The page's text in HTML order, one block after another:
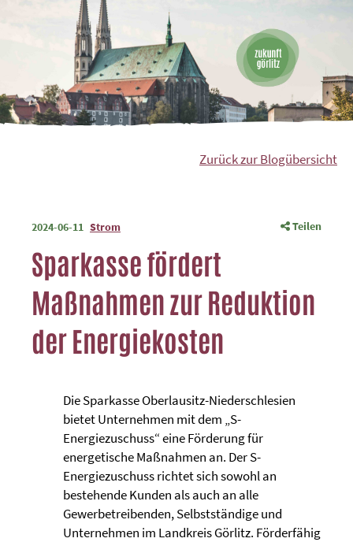
Zurück zur Blogübersicht
2024-06-11 Strom Teilen
Sparkasse fördert
Maßnahmen zur Reduktion
der Energiekosten
Die Sparkasse Oberlausitz-Niederschlesien
bietet Unternehmen mit dem „S-
Energiezuschuss“ eine Förderung für
energetische Maßnahmen an. Der S-
Energiezuschuss richtet sich sowohl an
bestehende Kunden als auch an alle
Gewerbetreibenden, Selbstständige und
Unternehmen im Landkreis Görlitz. Förderfähig